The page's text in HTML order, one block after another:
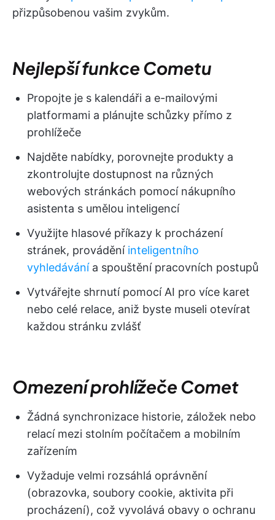
přizpůsobenou vašim zvykům.
Nejlepší funkce Cometu
Propojte je s kalendáři a e-mailovými
platformami a plánujte schůzky přímo z
prohlížeče
Najděte nabídky, porovnejte produkty a
zkontrolujte dostupnost na různých
webových stránkách pomocí nákupního
asistenta s umělou inteligencí
Využijte hlasové příkazy k procházení
stránek, provádění inteligentního
vyhledávánía spouštění pracovních postupů
Vytvářejte shrnutí pomocí AI pro více karet
nebo celé relace, aniž byste museli otevírat
každou stránku zvlášť
Omezení prohlížeče Comet
Žádná synchronizace historie, záložek nebo
relací mezi stolním počítačem a mobilním
zařízením
Vyžaduje velmi rozsáhlá oprávnění
(obrazovka, soubory cookie, aktivita při
procházení), což vyvolává obavy o ochranu